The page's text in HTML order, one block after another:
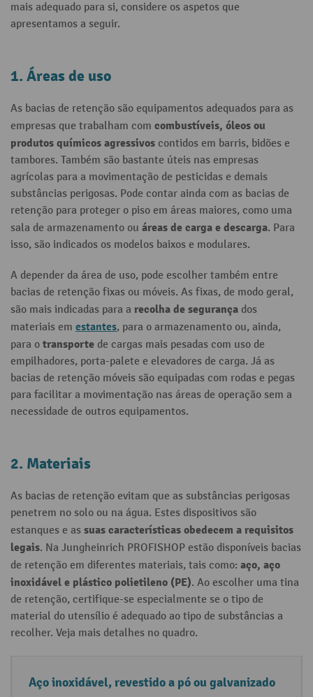
mais adequado para si, considere os aspetos que
apresentamos a seguir.
1. Áreas de uso
As bacias de retenção são equipamentos adequados para as
empresas que trabalham com combustíveis, óleos ou
produtos químicos agressivos contidos em barris, bidões e
tambores. Também são bastante úteis nas empresas
agrícolas para a movimentação de pesticidas e demais
substâncias perigosas. Pode contar ainda com as bacias de
retenção para proteger o piso em áreas maiores, como uma
sala de armazenamento ou áreas de carga e descarga. Para
isso, são indicados os modelos baixos e modulares.
A depender da área de uso, pode escolher também entre
bacias de retenção fixas ou móveis. As fixas, de modo geral,
são mais indicadas para a recolha de segurança dos
materiais em estantes, para o armazenamento ou, ainda,
para o transporte de cargas mais pesadas com uso de
empilhadores, porta-palete e elevadores de carga. Já as
bacias de retenção móveis são equipadas com rodas e pegas
para facilitar a movimentação nas áreas de operação sem a
necessidade de outros equipamentos.
2. Materiais
As bacias de retenção evitam que as substâncias perigosas
penetrem no solo ou na água. Estes dispositivos são
estanques e as suas características obedecem a requisitos
legais. Na Jungheinrich PROFISHOP estão disponíveis bacias
de retenção em diferentes materiais, tais como: aço, aço
inoxidável e plástico polietileno (PE). Ao escolher uma tina
de retenção, certifique-se especialmente se o tipo de
material do utensílio é adequado ao tipo de substâncias a
recolher. Veja mais detalhes no quadro.
M
C
Aço inoxidável, revestido a pó ou galvanizado